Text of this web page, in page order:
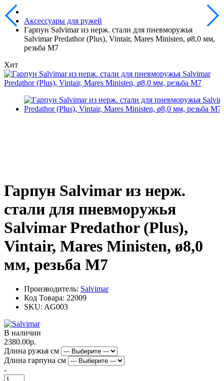
Аксессуары для ружей
Гарпун Salvimar из нерж. стали для пневморужья
Salvimar Predathor (Plus), Vintair, Mares Ministen, ø8,0 мм,
резьба М7
Хит
Гарпун Salvimar из нерж.
стали для пневморужья
Salvimar Predathor (Plus),
Vintair, Mares Ministen, ø8,0
мм, резьба М7
Производитель: Salvimar
Код Товара: 22009
SKU: AG003
В наличии
2380.00р.
Длина ружья см
Длина гарпуна см
-